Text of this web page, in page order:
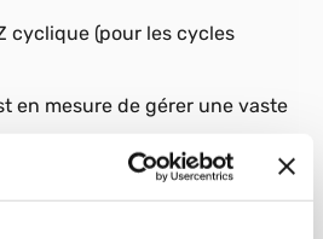
cyclique (pour les cycles
en mesure de gérer une vaste